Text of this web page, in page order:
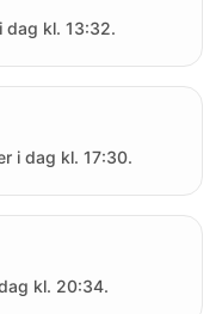
dag kl. 13:32.
i dag kl. 17:30.
kl. 20:34.